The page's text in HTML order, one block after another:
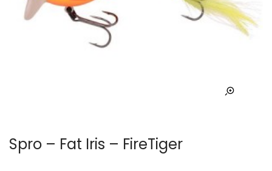
Spro – Fat Iris – FireTiger